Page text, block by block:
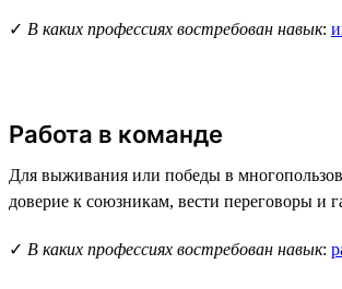
✓ В каких профессиях востребован навык:
Работа в команде
Для выживания или победы в
доверие к союзникам, вести переговоры и
✓ В каких профессиях востребован навык: